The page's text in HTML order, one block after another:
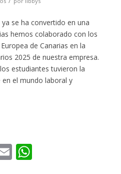
se ha convertido en una
hemos colaborado con los
de Canarias en la
2025 de nuestra empresa.
estudiantes tuvieron la
el mundo laboral y